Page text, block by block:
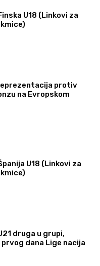
U18 (Linkovi za
protiv
na Evropskom
U18 (Linkovi za
druga u grupi,
dana Lige nacija